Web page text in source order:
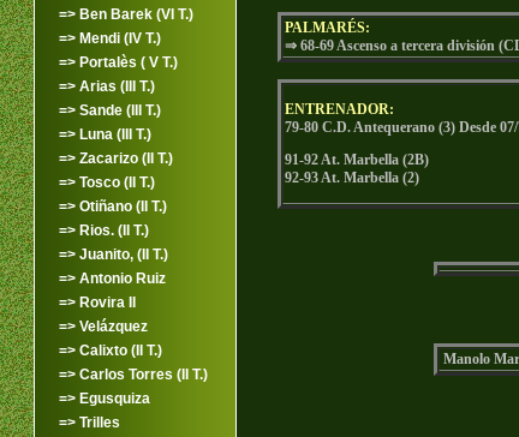
=> Ben Barek (VI T.)
=> Mendi (IV T.)
=> Portalès ( V T.)
=> Arias (III T.)
=> Sande (III T.)
=> Luna (III T.)
=> Zacarizo (II T.)
=> Tosco (II T.)
=> Otiñano (II T.)
=> Rios. (II T.)
=> Juanito, (II T.)
=> Antonio Ruiz
=> Rovira II
=> Velázquez
=> Calixto (II T.)
=> Carlos Torres (II T.)
=> Egusquiza
=> Trilles
PALMARÉS:
⇒ 68-69 Ascenso a tercera división
ENTRENADOR:
79-80 C.D. Antequerano (3) Desde
91-92 At. Marbella (2B)
92-93 At. Marbella (2)
Manolo